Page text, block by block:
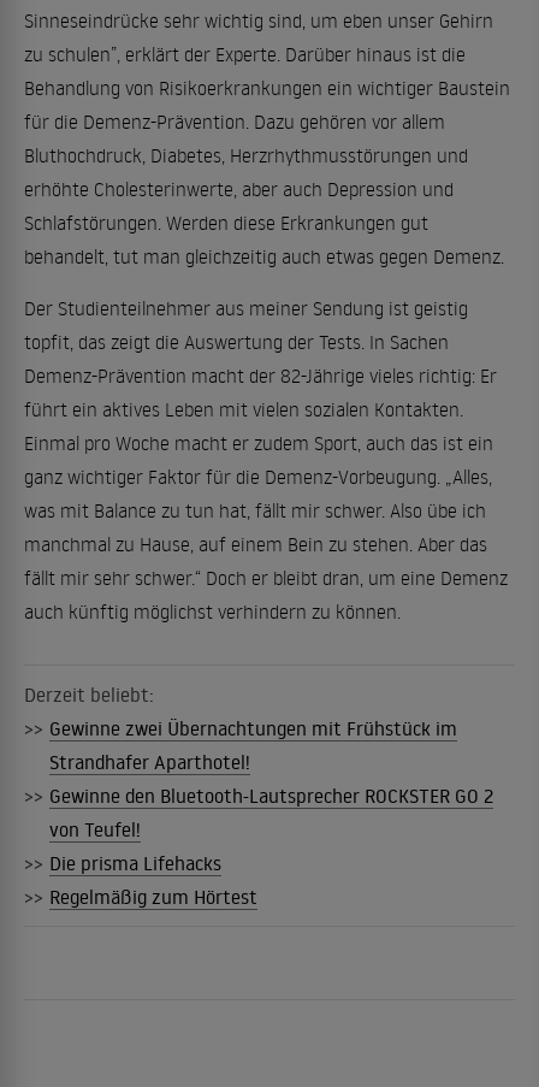
Sinneseindrücke sehr wichtig sind, um eben unser Gehirn
zu schulen”, erklärt der Experte. Darüber hinaus ist die
Behandlung von Risikoerkrankungen ein wichtiger Baustein
für die Demenz-Prävention. Dazu gehören vor allem
Bluthochdruck, Diabetes, Herzrhythmusstörungen und
erhöhte Cholesterinwerte, aber auch Depression und
Schlafstörungen. Werden diese Erkrankungen gut
behandelt, tut man gleichzeitig auch etwas gegen Demenz.
Der Studienteilnehmer aus meiner Sendung ist geistig
topfit, das zeigt die Auswertung der Tests. In Sachen
Demenz-Prävention macht der 82-Jährige vieles richtig: Er
führt ein aktives Leben mit vielen sozialen Kontakten.
Einmal pro Woche macht er zudem Sport, auch das ist ein
ganz wichtiger Faktor für die Demenz-Vorbeugung. „Alles,
was mit Balance zu tun hat, fällt mir schwer. Also übe ich
manchmal zu Hause, auf einem Bein zu stehen. Aber das
fällt mir sehr schwer.“ Doch er bleibt dran, um eine Demenz
auch künftig möglichst verhindern zu können.
Derzeit beliebt:
>> Gewinne zwei Übernachtungen mit Frühstück im
Strandhafer Aparthotel!
>> Gewinne den Bluetooth-Lautsprecher ROCKSTER GO 2
von Teufel!
>> Die prisma Lifehacks
>> Regelmäßig zum Hörtest